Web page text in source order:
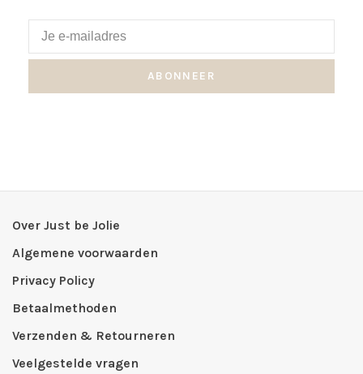
ABONNEER
Over Just be Jolie
Algemene voorwaarden
Privacy Policy
Betaalmethoden
Verzenden & Retourneren
Veelgestelde vragen